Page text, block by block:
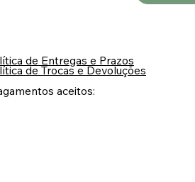
de Entregas e Prazos
de Trocas e Devoluções
aceitos: